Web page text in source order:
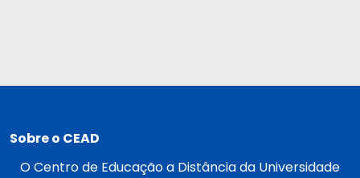
Sobre o CEAD
O Centro de Educação a Distância da Universidade